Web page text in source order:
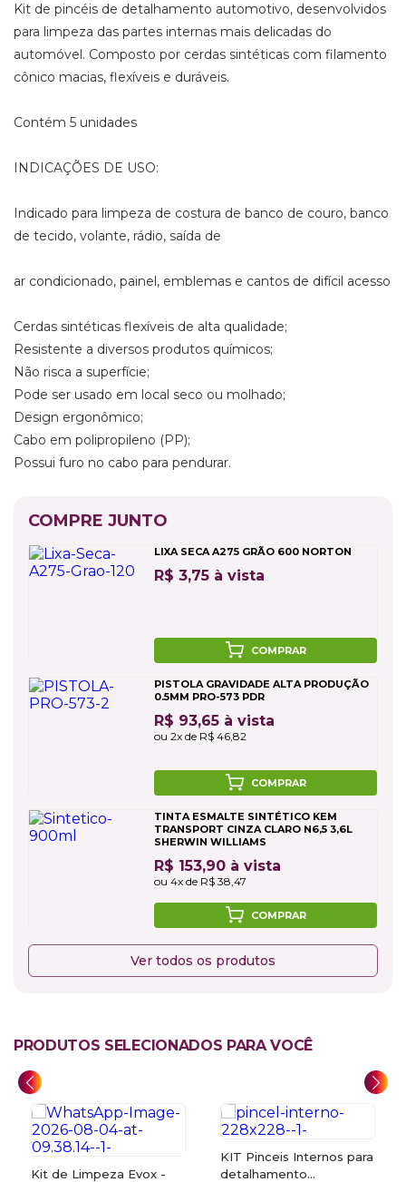
Kit de pincéis de detalhamento automotivo, desenvolvidos
para limpeza das partes internas mais delicadas do
automóvel. Composto por cerdas sintéticas com filamento
cônico macias, flexíveis e duráveis.
Contém 5 unidades
INDICAÇÕES DE USO:
Indicado para limpeza de costura de banco de couro, banco
de tecido, volante, rádio, saída de
ar condicionado, painel, emblemas e cantos de difícil acesso
Cerdas sintéticas flexíveis de alta qualidade;
Resistente a diversos produtos químicos;
Não risca a superfície;
Pode ser usado em local seco ou molhado;
Design ergonômico;
Cabo em polipropileno (PP);
Possui furo no cabo para pendurar.
COMPRE JUNTO
LIXA SECA A275 GRÃO 600 NORTON
R$ 3,75 à vista
COMPRAR
PISTOLA GRAVIDADE ALTA PRODUÇÃO
0.5MM PRO-573 PDR
R$ 93,65 à vista
ou 2x de R$ 46,82
COMPRAR
TINTA ESMALTE SINTÉTICO KEM
TRANSPORT CINZA CLARO N6,5 3,6L
SHERWIN WILLIAMS
R$ 153,90 à vista
ou 4x de R$ 38,47
COMPRAR
Ver todos os produtos
PRODUTOS SELECIONADOS PARA VOCÊ
Kit de Limpeza Evox -
KIT Pinceis Internos para
detalhamento